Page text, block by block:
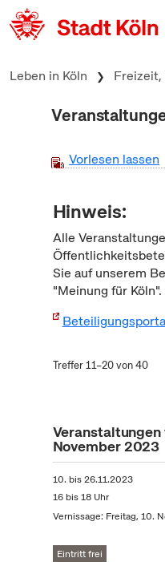
zum Inhalt springen
Leben in Köln Freizeit,
Vorlesen lassen
Hinweis:
Alle
Sie auf unserem
"Meinung für Köln".
Treffer 11–20 von 40
November 2023
10. bis26.11.2023
16 bis 18 Uhr
Vernissage: Freitag, 10.
Eintritt frei